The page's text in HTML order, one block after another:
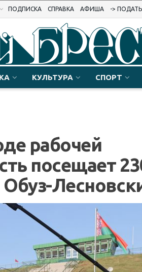
ПОДПИСКА СПРАВКА АФИША ->
КУЛЬТУРА СПОРТ
рабочей
посещает